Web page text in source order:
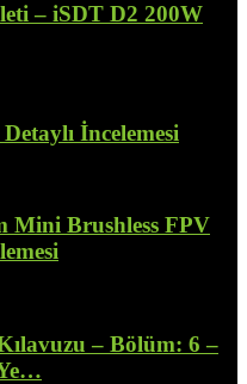
– iSDT D2 200W
İncelemesi
Mini Brushless FPV
– Bölüm: 6 –